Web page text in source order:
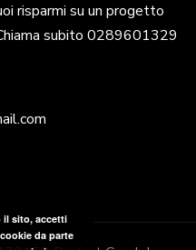
risparmi su un progetto
subito 0289601329
il sito, accetti
da parte